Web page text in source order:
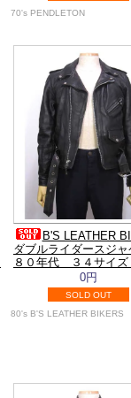
70's PENDLETON
B'S LEATHER
ダブルライダースジャ
８０年代 ３４サイ
0円
SOLD OUT
80's B'S LEATHER BIKERS